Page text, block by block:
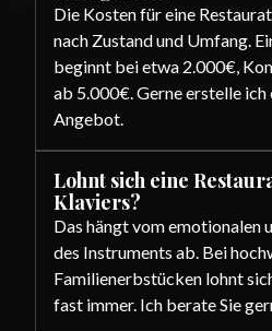
Die Kosten für eine
nach Zustand und Umfang.
beginnt bei etwa 2.000€,
ab 5.000€. Gerne erstelle ich
Angebot.
Lohnt sich eine
Klaviers?
Das hängt vom emotionalen
des Instruments ab. Bei
Familienerbstücken lohnt
fast immer. Ich berate Sie